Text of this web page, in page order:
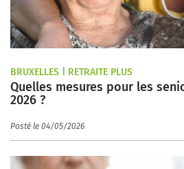
BRUXELLES | RETRAITE PLUS
Quelles mesures pour les
2026 ?
Posté le 04/05/2026